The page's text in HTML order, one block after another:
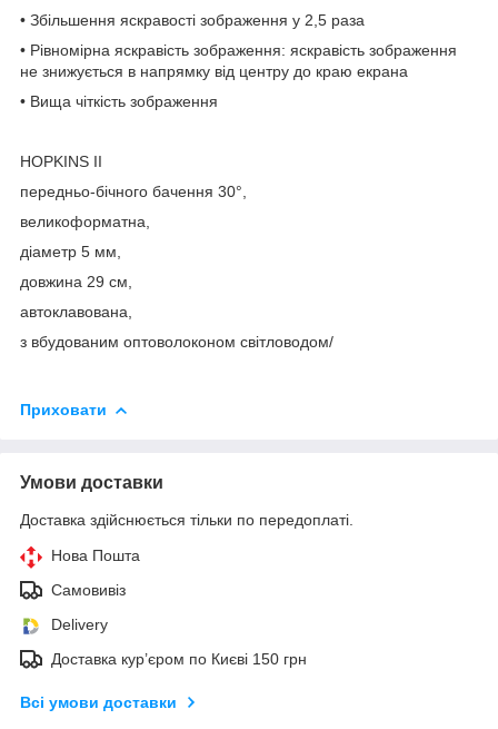
• Збільшення яскравості зображення у 2,5 раза
• Рівномірна яскравість зображення: яскравість зображення
не знижується в напрямку від центру до краю екрана
• Вища чіткість зображення
HOPKINS II
передньо-бічного бачення 30°,
великоформатна,
діаметр 5 мм,
довжина 29 см,
автоклавована,
з вбудованим оптоволоконом світловодом/
Приховати
Умови доставки
Доставка здійснюється тільки по передоплаті.
Нова Пошта
Самовивіз
Delivery
Доставка кур’єром по Києві 150 грн
Всі умови доставки